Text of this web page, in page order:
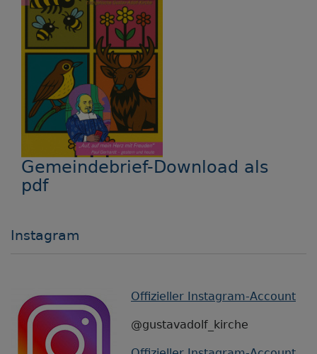
Gemeindebrief-Download als
pdf
Instagram
Offizieller Instagram-Account
@gustavadolf_kirche